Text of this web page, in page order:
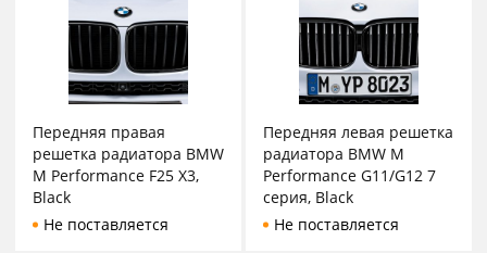
Передняя правая
решетка радиатора BMW
M Performance F25 X3,
Black
Не поставляется
Передняя левая решетка
радиатора BMW M
Performance G11/G12 7
серия, Black
Не поставляется